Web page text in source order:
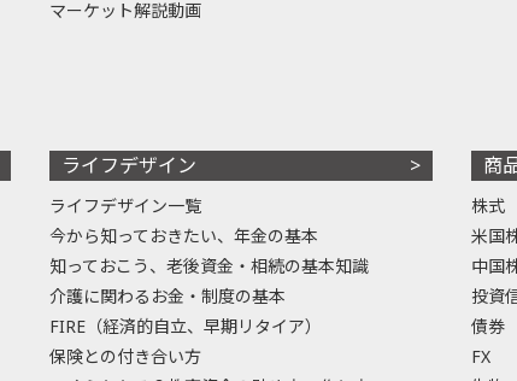
マーケット解説動画
ライフデザイン
ライフデザイン一覧
今から知っておきたい、年金の基本
知っておこう、老後資金・相続の基本知識
介護に関わるお金・制度の基本
FIRE（経済的自立、早期リタイア）
保険との付き合い方
商
株式
米国
中国
投資
債券
FX